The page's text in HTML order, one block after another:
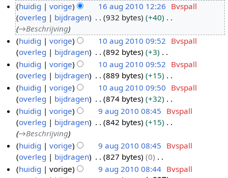
5
0
4
a
g
0
0
huidig vorige 16 aug 2010 12:26 Bvspall
overleg
bijdragen 932 bytes
+40
→Beschrijving
0
u
2
0
huidig vorige 10 aug 2010 09:52 Bvspall
overleg
bijdragen 892 bytes
+3
G
e
e
n
b
e
w
e
r
k
i
huidig vorige 10 aug 2010 09:52 Bvspall
overleg
bijdragen 889 bytes
+15
G
e
e
n
b
e
w
e
r
huidig vorige 10 aug 2010 09:50 Bvspall
overleg
bijdragen 874 bytes
+32
G
e
e
n
b
e
u
2
huidig vorige 9 aug 2010 08:45 Bvspall
overleg
bijdragen 842 bytes
+15
→Beschrijving
huidig
vorige 9 aug 2010 08:45 Bvspall
overleg
bijdragen 827 bytes
0
Ghuidig vorige 9 aug 2010 08:44 Bvspall